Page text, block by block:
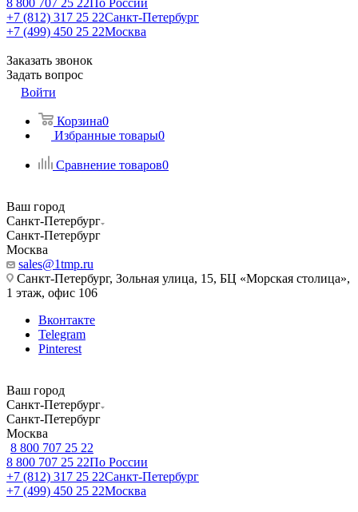
8 800 707 25 22По России
+7 (812) 317 25 22Санкт-Петербург
+7 (499) 450 25 22Москва
Заказать звонок
Задать вопрос
Войти
Корзина0
Избранные товары0
Сравнение товаров0
Ваш город
Санкт-Петербург
Санкт-Петербург
Москва
sales@1tmp.ru
Санкт-Петербург, Зольная улица, 15, БЦ «Морская столица»,
1 этаж, офис 106
Вконтакте
Telegram
Pinterest
Ваш город
Санкт-Петербург
Санкт-Петербург
Москва
8 800 707 25 22
8 800 707 25 22По России
+7 (812) 317 25 22Санкт-Петербург
+7 (499) 450 25 22Москва